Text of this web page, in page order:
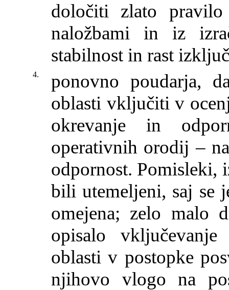
določiti zlato
naložbami in iz
stabilnost in rast
4.
ponovno poudarja,
oblasti vključiti v
okrevanje in
operativnih orodij –
odpornost. Pomisleki,
bili utemeljeni, saj se
omejena; zelo malo
opisalo
oblasti v postopke
njihovo vlogo na